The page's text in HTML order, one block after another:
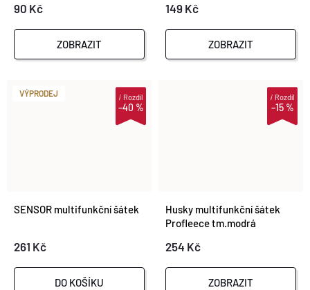
90 Kč
ZOBRAZIT
149 Kč
ZOBRAZIT
VÝPRODEJ
–40 %
iRozdíl
SENSOR multifunkční šátek
261 Kč
DO KOŠÍKU
–15 %
iRozdíl
Husky multifunkční šátek
Profleece tm.modrá
254 Kč
ZOBRAZIT